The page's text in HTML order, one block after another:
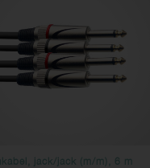
jack/jack (m/m), 6 m